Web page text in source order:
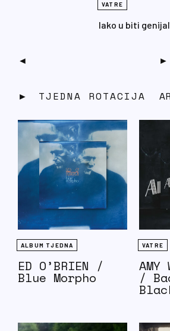
VATRE
Iako u biti
Boysa je u
postavio
koji su se
britanskoj
druge polovice
tako nijanse
albuma
današnje
Uvjerite se u to
Sounds’ u
podsjetniku na
ostvarenja,
TJEDNA ROTACIJA
ALBUM TJEDNA
ED O’BRIEN /
Blue Morpho
VATRE
AMY
/